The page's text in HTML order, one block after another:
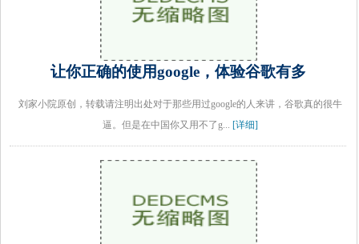
让你正确的使用google，体验谷歌有多
刘家小院原创，转载请注明出处对于那些用过google的人来讲，谷歌真的很牛
逼。但是在中国你又用不了g... [详细]